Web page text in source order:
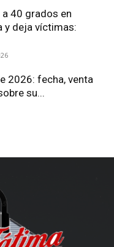
40 grados en
y deja víctimas:
2026: fecha, venta
su...